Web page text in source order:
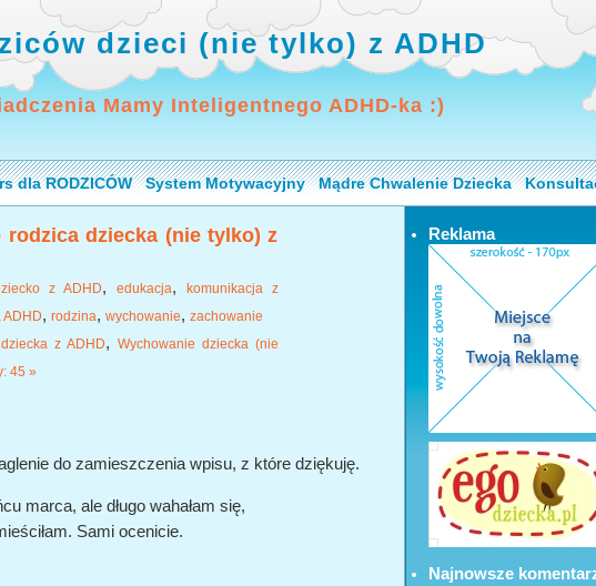
dzieci (nie tylko) z ADHD
Mamy Inteligentnego ADHD-ka :)
dla RODZICÓW System Motywacyjny Mądre Chwalenie Dziecka
rodzica dziecka (nie tylko) z
z ADHD, edukacja,
komunikacja z
ADHD, rodzina, wychowanie, zachowanie
z ADHD, Wychowanie dziecka (nie
45 »
do zamieszczenia wpisu, z które dziękuję.
marca, ale długo wahałam się,
Sami ocenicie.
Reklama
Najnowsze